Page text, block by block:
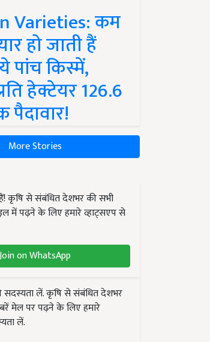
Varieties: कम
हो जाती हैं
पांच किस्में,
हेक्टेयर 126.6
More Stories
कृषि से संबंधित देशभर की सभी
में पढ़ने के लिए हमारे व्हाट्सएप से
on WhatsApp
सदस्यता लें. कृषि से संबंधित देशभर
मेल पर पढ़ने के लिए हमारे
लें.